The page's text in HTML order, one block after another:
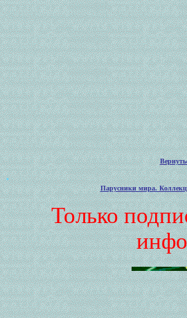
.
Парусники мира.
Только